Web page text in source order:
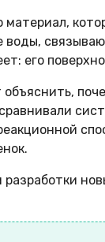
его